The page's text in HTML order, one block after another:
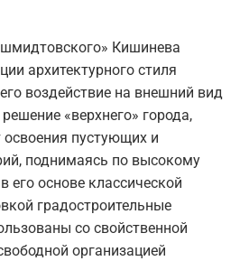
Кишинева
архитектурного стиля
воздействие на внешний вид
«верхнего» города,
освоения пустующих и
поднимаясь по высокому
его основе классической
градостроительные
со свойственной
организацией